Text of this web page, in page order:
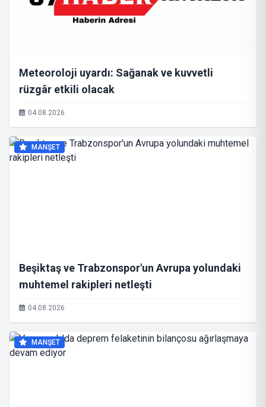
Meteoroloji uyardı: Sağanak ve kuvvetli
rüzgâr etkili olacak
04.08.2026
MANŞET
Beşiktaş ve Trabzonspor'un Avrupa yolundaki
muhtemel rakipleri netleşti
04.08.2026
MANŞET